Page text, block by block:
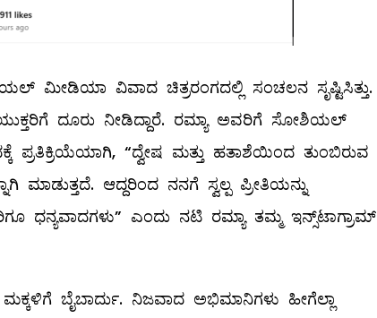
ವಿವಾದ ಚಿತ್ರರಂಗದಲ್ಲಿ ಸಂಚಲನ ಸೃಷ್ಟಿಸಿತ್ತು.
ದೂರು ನೀಡಿದ್ದಾರೆ. ರಮ್ಯಾ ಅವರಿಗೆ ಸೋಶಿಯಲ್‌
ಪ್ರತಿಕ್ರಿಯೆಯಾಗಿ, “ದ್ವೇಷ ಮತ್ತು ಹತಾಶೆಯಿಂದ ತುಂಬಿರುವ
ಮಾಡುತ್ತದೆ. ಆದ್ದರಿಂದ ನನಗೆ ಸ್ವಲ್ಪ ಪ್ರೀತಿಯನ್ನು
ಧನ್ಯವಾದಗಳು” ಎಂದು ನಟಿ ರಮ್ಯಾ ತಮ್ಮ ಇನ್ಸ್​ಟಾಗ್ರಾಮ್​
ಬೈಬಾರ್ದು. ನಿಜವಾದ ಅಭಿಮಾನಿಗಳು ಹೀಗೆಲ್ಲಾ